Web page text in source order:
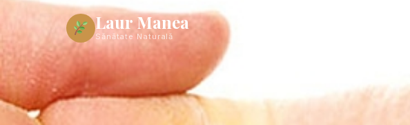
Laur Manea
Sănătate Naturală